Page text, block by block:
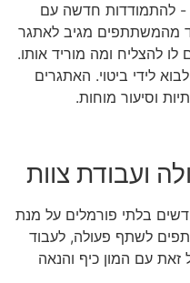
- להתמודדות חדשה עם
מהמשתתפים מגיב לאתגר
להצליח ומה מוריד אותו.
לידי ביטוי. האתגרים
וסיעור מוחות.
ועבודת צוות
בלתי פורמלים על מנת
לשתף פעולה, לעבוד
עם המון כיף והנאה